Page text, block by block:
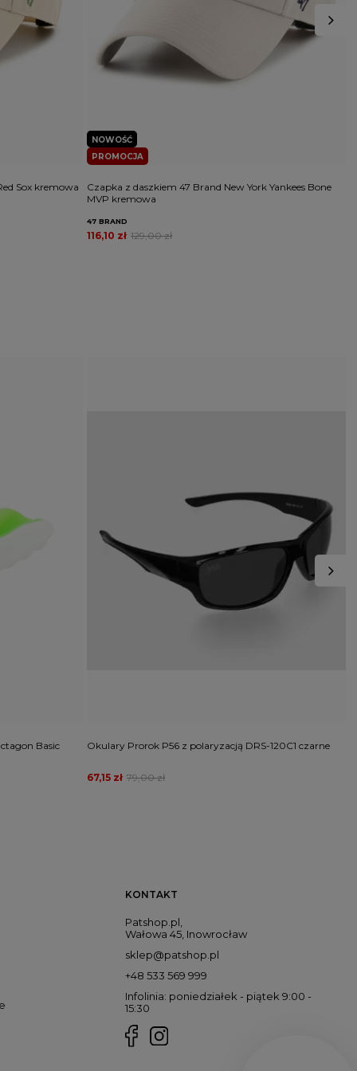
Sox kremowa
PROMOCJA
NOWOŚĆ
Czapka z daszkiem 47 Brand New York Yankees Bone
MVP kremowa
47 BRAND
129,00 zł
116,10 zł
Basic
Okulary Prorok P56 z polaryzacją DRS-120C1 czarne
79,00 zł
67,15 zł
KONTAKT
Patshop.pl,
Wałowa 45, Inowrocław
sklep@patshop.pl
+48 533 569 999
Infolinia: poniedziałek - piątek 9:00 -
15:30